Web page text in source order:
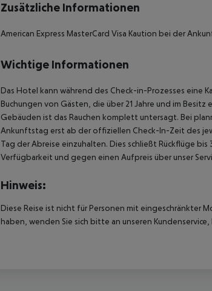
Zusätzliche Informationen
American Express MasterCard Visa Kaution bei der
Wichtige Informationen
Das Hotel kann während des Check-in-Prozesses eine
Buchungen von Gästen, die über 21 Jahre und im
Gebäuden ist das Rauchen komplett untersagt. Bei
Ankunftstag erst ab der offiziellen Check-In-Zeit des
Tag der Abreise einzuhalten. Dies schließt Rückflüge
Verfügbarkeit und gegen einen Aufpreis über unser
Hinweis:
Diese Reise ist nicht für Personen mit eingeschränkter
haben, wenden Sie sich bitte an unseren